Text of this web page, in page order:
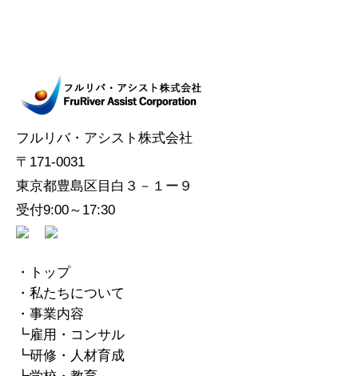
フルリバ・アシスト株式会社
〒171-0031
東京都豊島区目白３－１ー９
受付9:00～17:30
・
トップ
・ 私たちについて
・事業内容
┗雇用・コンサル
┗研修・人材育成